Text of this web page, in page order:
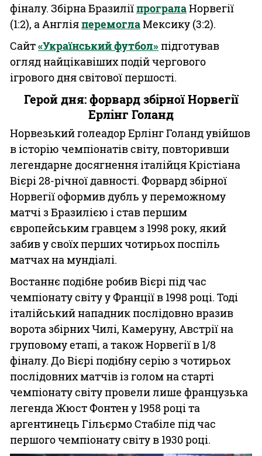
фіналу. Збірна БразиліїпрогралаНорвегії
(1:2), а АнгліяперемоглаМексику (3:2).
Сайт«Український футбол»підготував
огляд найцікавіших подій чергового
ігрового дня світової першості.
Герой дня: форвард збірної Норвегії
Ерлінг Голанд
Норвезький голеадор Ерлінг Голанд увійшов
в історію чемпіонатів світу, повторивши
легендарне досягнення італійця Крістіана
Вієрі 28-річної давності. Форвард збірної
Норвегії оформив дубль у переможному
матчі з Бразилією і став першим
європейським гравцем з 1998 року, який
забив у своїх перших чотирьох поспіль
матчах на мундіалі.
Востаннє подібне робив Вієрі під час
чемпіонату світу у Франції в 1998 році. Тоді
італійський нападник послідовно вразив
ворота збірних Чилі, Камеруну, Австрії на
груповому етапі, а також Норвегії в 1/8
фіналу. До Вієрі подібну серію з чотирьох
послідовних матчів із голом на старті
чемпіонату світу провели лише французька
легенда Жюст Фонтен у 1958 році та
аргентинець Гільєрмо Стабіле під час
першого чемпіонату світу в 1930 році.